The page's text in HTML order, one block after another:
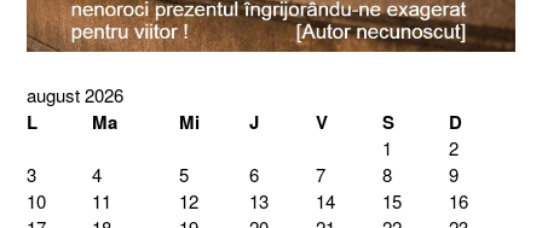
august 2026
L Ma Mi J V S D
1
2
3
4 5 6 7 8
9
10
11 12 13 14 15
16